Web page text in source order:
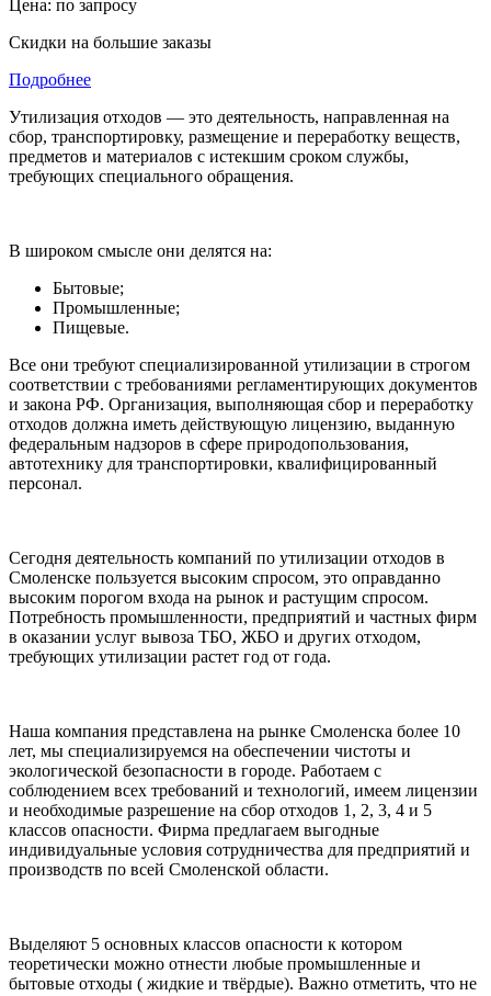
Цена: по запросу
Скидки на большие заказы
Подробнее
Утилизация отходов — это деятельность, направленная на
сбор, транспортировку, размещение и переработку веществ,
предметов и материалов с истекшим сроком службы,
требующих специального обращения.
В широком смысле они делятся на:
Бытовые;
Промышленные;
Пищевые.
Все они требуют специализированной утилизации в строгом
соответствии с требованиями регламентирующих документов
и закона РФ. Организация, выполняющая сбор и переработку
отходов должна иметь действующую лицензию, выданную
федеральным надзоров в сфере природопользования,
автотехнику для транспортировки, квалифицированный
персонал.
Сегодня деятельность компаний по утилизации отходов в
Смоленске пользуется высоким спросом, это оправданно
высоким порогом входа на рынок и растущим спросом.
Потребность промышленности, предприятий и частных фирм
в оказании услуг вывоза ТБО, ЖБО и других отходом,
требующих утилизации растет год от года.
Наша компания представлена на рынке Смоленска более 10
лет, мы специализируемся на обеспечении чистоты и
экологической безопасности в городе. Работаем с
соблюдением всех требований и технологий, имеем лицензии
и необходимые разрешение на сбор отходов 1, 2, 3, 4 и 5
классов опасности. Фирма предлагаем выгодные
индивидуальные условия сотрудничества для предприятий и
производств по всей Смоленской области.
Выделяют 5 основных классов опасности к котором
теоретически можно отнести любые промышленные и
бытовые отходы ( жидкие и твёрдые). Важно отметить, что не